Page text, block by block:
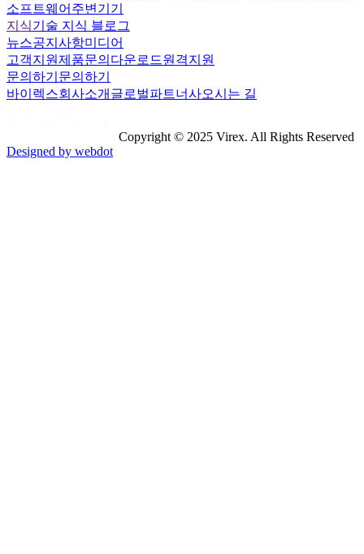
소프트웨어 주변기기
지식기술 지식 블로그
뉴스공지사항미디어
고객지원제품문의 다운로드원격지원
문의하기 문의하기
바이렉스회사소개 글로벌파트너사오시는 길
Copyright © 2025 Virex. All Rights Reserved
Designed by webdot